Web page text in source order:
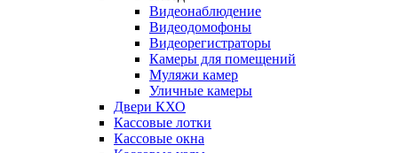
Видеонаблюдение
Видеодомофоны
Видеорегистраторы
Камеры для помещений
Муляжи камер
Уличные камеры
Двери КХО
Кассовые лотки
Кассовые окна